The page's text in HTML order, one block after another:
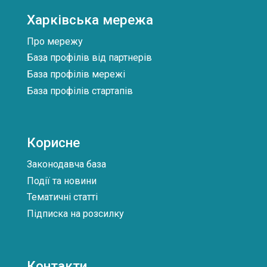
перевірений принаймні на рівні
підтвердження концепції/1 л/1 кг
лабораторної шкали та попередньо оцінений
за допомогою оцінки життєвого циклу (LCA)
або оцінки стійкості.
лікарнях та аптеках або, у разі комерційної
угоди, просуватиме продукцію партнерів
серед своїх клієнтів.
Харківська мережа
Про мережу
База профілів від партнерів
База профілів мережі
База профілів стартапів
Корисне
Законодавча база
Події та новини
Тематичні статті
Підписка на розсилку